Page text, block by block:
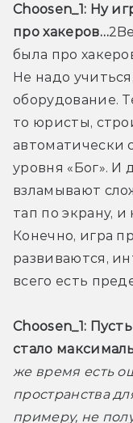
Choosen_1: Ну
про хакеров…
была про
Не надо
оборудование.
то юристы,
автоматически
уровня «Бог». И
взламывают
тап по экрану,
Конечно, игра
развиваются,
всего есть
Choosen_1:
стало
же время есть
пространства
примеру, не